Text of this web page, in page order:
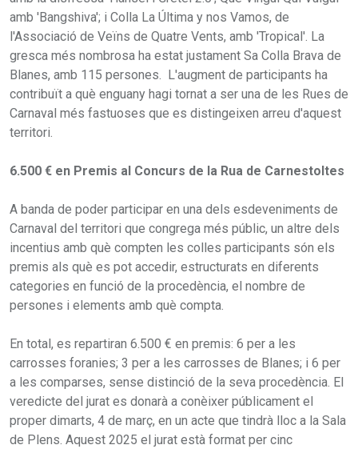
amb 'Bangshiva'; i Colla La Última y nos Vamos, de
l'Associació de Veïns de Quatre Vents, amb 'Tropical'. La
gresca més nombrosa ha estat justament Sa Colla Brava de
Blanes, amb 115 persones. L'augment de participants ha
contribuït a què enguany hagi tornat a ser una de les Rues de
Carnaval més fastuoses que es distingeixen arreu d'aquest
territori.
6.500 € en Premis al Concurs de la Rua de Carnestoltes
A banda de poder participar en una dels esdeveniments de
Carnaval del territori que congrega més públic, un altre dels
incentius amb què compten les colles participants són els
premis als què es pot accedir, estructurats en diferents
categories en funció de la procedència, el nombre de
persones i elements amb què compta.
En total, es repartiran 6.500 € en premis: 6 per a les
carrosses foranies; 3 per a les carrosses de Blanes; i 6 per
a les comparses, sense distinció de la seva procedència. El
veredicte del jurat es donarà a conèixer públicament el
proper dimarts, 4 de març, en un acte que tindrà lloc a la Sala
de Plens. Aquest 2025 el jurat està format per cinc